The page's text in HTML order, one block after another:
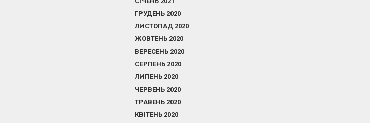
ГРУДЕНЬ 2020
ЛИСТОПАД 2020
ЖОВТЕНЬ 2020
ВЕРЕСЕНЬ 2020
СЕРПЕНЬ 2020
ЛИПЕНЬ 2020
ЧЕРВЕНЬ 2020
ТРАВЕНЬ 2020
КВІТЕНЬ 2020